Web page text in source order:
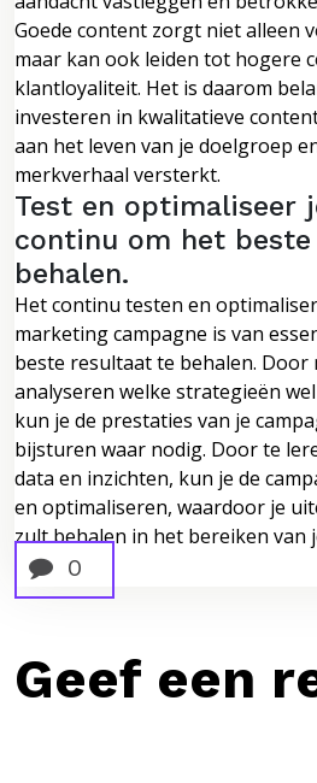
Goede content zorgt niet alleen
maar kan ook leiden tot hogere
klantloyaliteit. Het is daarom
investeren in kwalitatieve
aan het leven van je doelgroep
merkverhaal versterkt.
Test en optimaliseer
continu om het
behalen.
Het continu testen en
marketing campagne is van
beste resultaat te behalen. Door
analyseren welke strategieën
kun je de prestaties van je
bijsturen waar nodig. Door te
data en inzichten, kun je de
en optimaliseren, waardoor je
zult behalen in het bereiken van
0
Geef een